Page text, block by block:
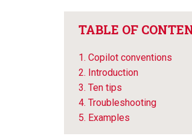
TABLE OF
1. Copilot conventions
2. Introduction
3. Ten tips
4. Troubleshooting
5. Examples